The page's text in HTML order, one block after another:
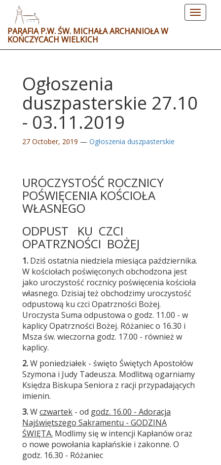
Toggle
PARAFIA P.W. ŚW. MICHAŁA ARCHANIOŁA W
KOŃCZYCACH WIELKICH
Ogłoszenia
duszpasterskie 27.10
- 03.11.2019
27 October, 2019 — Ogłoszenia duszpasterskie
UROCZYSTOŚĆ ROCZNICY
POŚWIĘCENIA KOŚCIOŁA
WŁASNEGO
ODPUST KU CZCI
OPATRZNOŚCI BOŻEJ
1. Dziś ostatnia niedziela miesiąca października.
W kościołach poświęconych obchodzona jest
jako uroczystość rocznicy poświęcenia kościoła
własnego. Dzisiaj też obchodzimy uroczystość
odpustową ku czci Opatrzności Bożej.
Uroczysta Suma odpustowa o godz. 11.00 - w
kaplicy Opatrzności Bożej. Różaniec o 16.30 i
Msza św. wieczorna godz. 17.00 - również w
kaplicy.
2.W poniedziałek - święto Świętych Apostołów
Szymona i Judy Tadeusza. Modlitwą ogarniamy
Księdza Biskupa Seniora z racji przypadających
imienin.
3.Wczwartek - od godz. 16.00 - Adoracja
Najświętszego Sakramentu - GODZINA
ŚWIĘTA. Modlimy się w intencji Kapłanów oraz
o nowe powołania kapłańskie i zakonne. O
godz. 16.30 - Różaniec